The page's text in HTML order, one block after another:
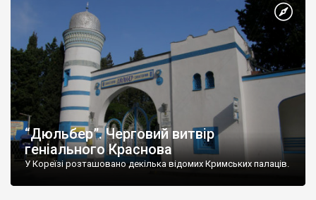
“Дюльбер”. Черговий витвір
геніального Краснова
У Кореїзі розташовано декілька відомих Кримських палаців.